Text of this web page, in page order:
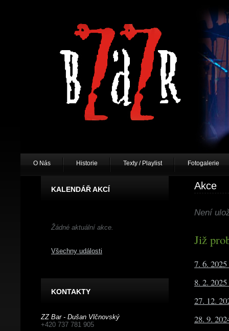
O Nás Historie Texty / Playlist Fotogalerie
Akce
Není
Již
7. 6.
8. 2.
27. 12.
28. 9.
KALENDÁŘ AKCÍ
Žádné aktuální akce.
Všechny události
KONTAKTY
ZZ Bar - Dušan Vlčnovský
+420 737 781 905